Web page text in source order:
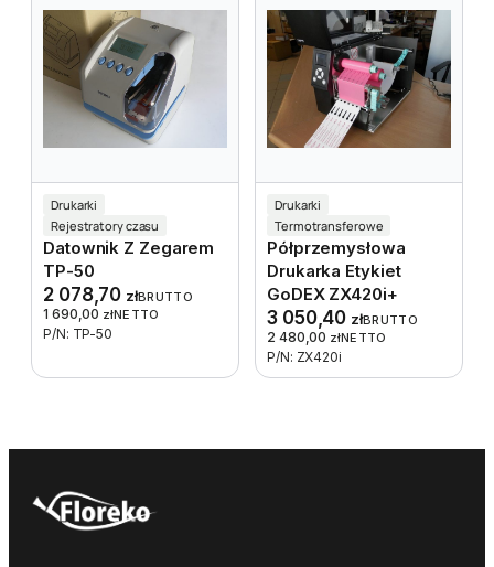
Drukarki
Rejestratory czasu
Datownik Z Zegarem
TP-50
2 078,70 złBRUTTO
1 690,00 złNETTO
P/N: TP-50
Drukarki
Termotransferowe
Półprzemysłowa
Drukarka Etykiet
GoDEX ZX420i+
3 050,40 złBRUTTO
2 480,00 złNETTO
P/N: ZX420i